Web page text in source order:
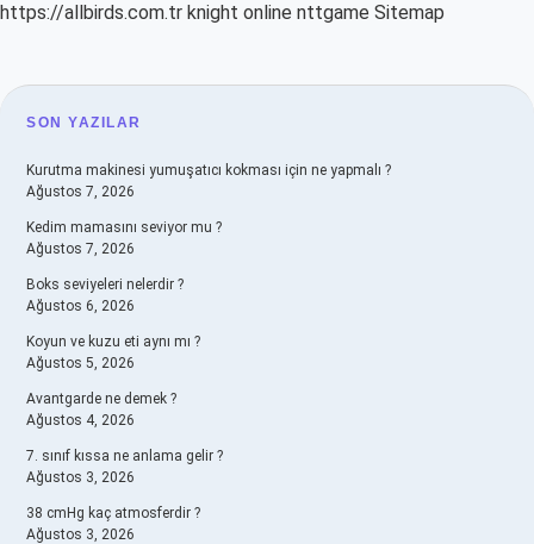
https://allbirds.com.tr knight online nttgame Sitemap
SIDEBAR
SON YAZILAR
Kurutma makinesi yumuşatıcı kokması için ne yapmalı ?
Ağustos 7, 2026
Kedim mamasını seviyor mu ?
Ağustos 7, 2026
Boks seviyeleri nelerdir ?
Ağustos 6, 2026
Koyun ve kuzu eti aynı mı ?
Ağustos 5, 2026
Avantgarde ne demek ?
Ağustos 4, 2026
7. sınıf kıssa ne anlama gelir ?
Ağustos 3, 2026
38 cmHg kaç atmosferdir ?
Ağustos 3, 2026